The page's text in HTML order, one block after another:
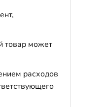
товар может
расходов